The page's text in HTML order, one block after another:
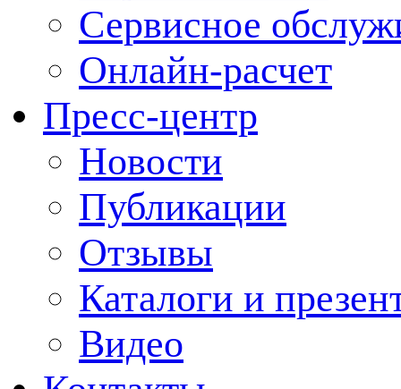
Сервисное
Онлайн-расчет
Пресс-центр
Новости
Публикации
Отзывы
Каталоги и
Видео